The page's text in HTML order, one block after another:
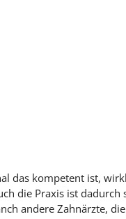
das kompetent ist,
die Praxis ist dadurch
andere Zahnärzte,